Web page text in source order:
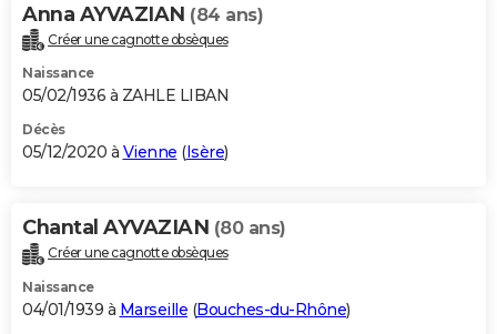
Anna AYVAZIAN (84 ans)
Créer une cagnotte obsèques
Naissance
05/02/1936 à ZAHLE LIBAN
Décès
05/12/2020 à Vienne (Isère)
Chantal AYVAZIAN (80 ans)
Créer une cagnotte obsèques
Naissance
04/01/1939 à Marseille (Bouches-du-Rhône)